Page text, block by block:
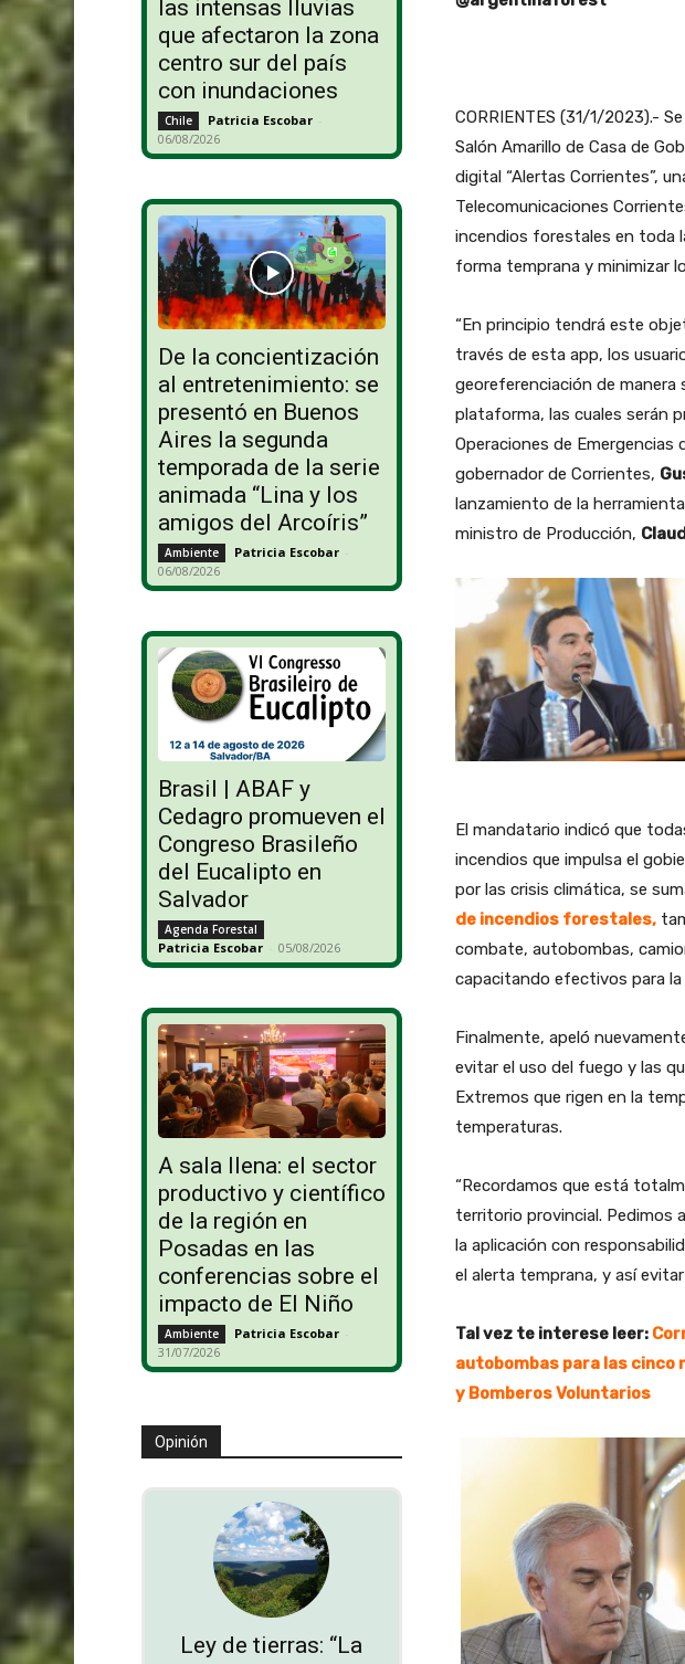
las intensas lluvias
que afectaron la zona
centro sur del país
con inundaciones
Chile Patricia Escobar -
06/08/2026
De la concientización
al entretenimiento: se
presentó en Buenos
Aires la segunda
temporada de la serie
animada “Lina y los
amigos del Arcoíris”
Ambiente Patricia Escobar -
06/08/2026
Brasil | ABAF y
Cedagro promueven el
Congreso Brasileño
del Eucalipto en
Salvador
Agenda Forestal
Patricia Escobar - 05/08/2026
A sala llena: el sector
productivo y científico
de la región en
Posadas en las
conferencias sobre el
impacto de El Niño
Ambiente Patricia Escobar -
31/07/2026
Opinión
Ley de tierras: “La
CORRIENTES (31/1/2023).-
Salón Amarillo de Casa de
digital “Alertas Corrientes”,
Telecomunicaciones
incendios forestales en toda
forma temprana y minimizar
“En principio tendrá este
través de esta app, los
georeferenciación de manera
plataforma, las cuales serán
Operaciones de Emergencias
gobernador de Corrientes,
lanzamiento de la
ministro de Producción,
El mandatario indicó que
incendios que impulsa el
por las crisis climática, se
de incendios forestales,
combate, autobombas,
capacitando efectivos para
Finalmente, apeló
evitar el uso del fuego y las
Extremos que rigen en la
temperaturas.
“Recordamos que está
territorio provincial. Pedimos
la aplicación con
el alerta temprana, y así
Tal vez te interese leer:
autobombas para las cinco
y Bomberos Voluntarios